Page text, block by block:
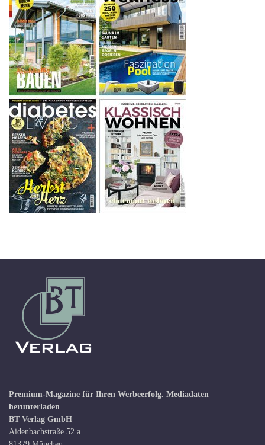
Premium-Magazine für Ihren Werbeerfolg. Mediadaten
herunterladen
BT Verlag GmbH
Aidenbachstraße 52 a